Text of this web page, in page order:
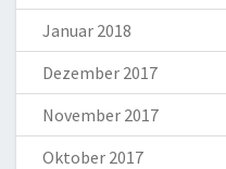
Januar 2018
Dezember 2017
November 2017
Oktober 2017